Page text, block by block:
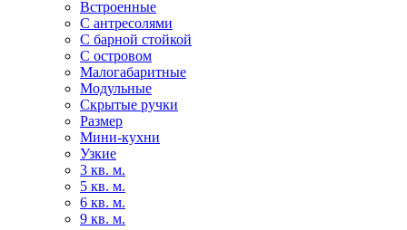
Встроенные
С антресолями
С барной стойкой
С островом
Малогабаритные
Модульные
Скрытые ручки
Размер
Мини-кухни
Узкие
3 кв. м.
5 кв. м.
6 кв. м.
9 кв. м.